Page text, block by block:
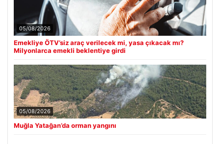
05/08/2026
Emekliye ÖTV’siz araç verilecek mi, yasa çıkacak mı?
Milyonlarca emekli beklentiye girdi
05/08/2026
Muğla Yatağan’da orman yangını